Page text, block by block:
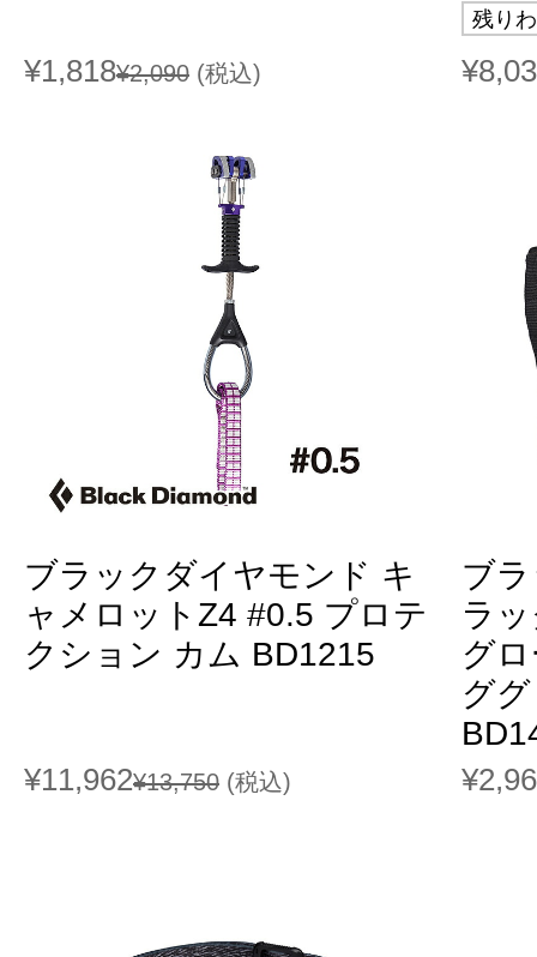
¥1,818¥2,090 (税込)
残り
ブラックダイヤモンド キ
ャメロットZ4 #0.5 プロテ
クション カム BD1215
¥11,962¥13,750 (税込)
ブ
ラ
グ
グ